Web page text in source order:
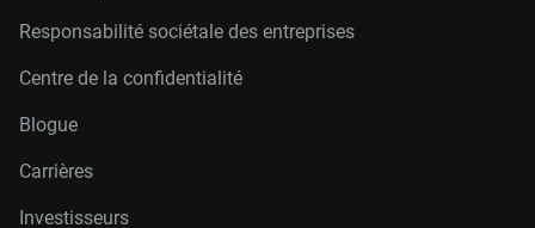
Responsabilité sociétale des entreprises
Centre de la confidentialité
Blogue
Carrières
Investisseurs